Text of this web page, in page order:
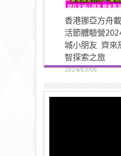
香港挪亞方舟
活節體驗營
城小朋友 齊來
智探索之旅
2024/03/06